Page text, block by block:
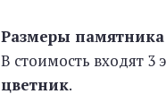
Размеры памятника
В стоимость входят 3
цветник.